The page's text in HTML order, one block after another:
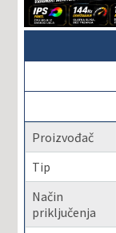
Proizvođač
Tip
Način
priključenja